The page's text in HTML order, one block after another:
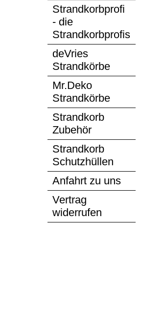
Strandkorbprofi
- die
Strandkorbprofis
deVries
Strandkörbe
Mr.Deko
Strandkörbe
Strandkorb
Zubehör
Strandkorb
Schutzhüllen
Anfahrt zu uns
Vertrag
widerrufen